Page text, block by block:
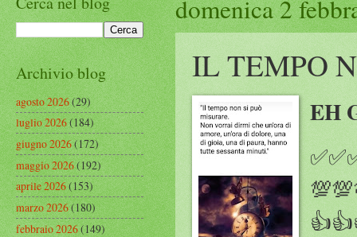
domenica 2
IL TEMPO
EH
Archivio blog
agosto 2026(29)
luglio 2026(184)
giugno 2026(172)
maggio 2026(192)
aprile 2026(153)
marzo 2026(180)
febbraio 2026(149)